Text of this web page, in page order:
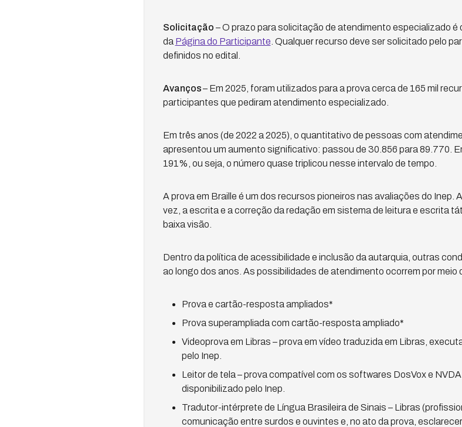
Solicitação – O prazo para solicitação de atendimento especializado é
da Página do Participante . Qualquer recurso deve ser solicitado pelo
definidos no edital.
Avanços– Em 2025, foram utilizados para a prova cerca de 165 mil
participantes que pediram atendimento especializado.
Em três anos (de 2022 a 2025), o quantitativo de pessoas com
apresentou um aumento significativo: passou de 30.856 para 89.770.
191%, ou seja, o número quase triplicou nesse intervalo de tempo.
A prova em Braille é um dos recursos pioneiros nas avaliações do Inep.
vez, a escrita e a correção da redação em sistema de leitura e escrita
baixa visão.
Dentro da política de acessibilidade e inclusão da autarquia, outras
ao longo dos anos. As possibilidades de atendimento ocorrem por
Prova e cartão-resposta ampliados*
Prova superampliada com cartão-resposta ampliado*
Videoprova em Libras – prova em vídeo traduzida em Libras,
pelo Inep.
Leitor de tela – prova compatível com os softwares DosVox e
disponibilizado pelo Inep.
Tradutor-intérprete de Língua Brasileira de Sinais – Libras
comunicação entre surdos e ouvintes e, no ato da prova,